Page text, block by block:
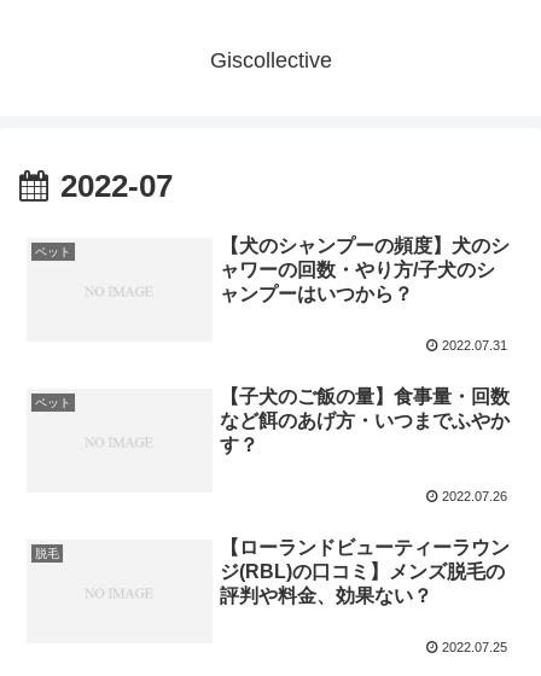
Giscollective
2022-07
ペット
【犬のシャンプーの頻度】犬のシ
ャワーの回数・やり方/子犬のシ
ャンプーはいつから？
2022.07.31
ペット
【子犬のご飯の量】食事量・回数
など餌のあげ方・いつまでふやか
す？
2022.07.26
脱毛
【ローランドビューティーラウン
ジ(RBL)の口コミ】メンズ脱毛の
評判や料金、効果ない？
2022.07.25